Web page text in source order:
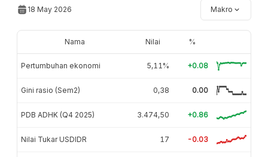
18 May 2026 Makro
Nama Nilai %
Pertumbuhan ekonomi 5,11% +0.08
Gini rasio (Sem2) 0,38 0.00
PDB ADHK (Q4 2025) 3.474,50 +0.86
Nilai Tukar USDIDR 17 -0.03